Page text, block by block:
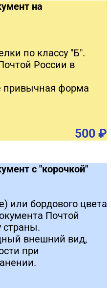
на
по классу "Б".
России в
привычная форма
500 ₽
с "корочкой"
или бордового цвета
Почтой
страны.
внешний вид,
при